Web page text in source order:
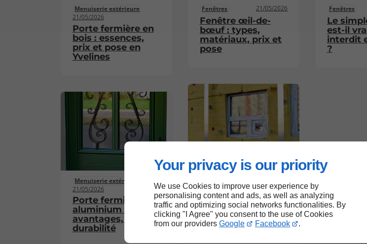
Your privacy is our priority
We use Cookies to improve user experience by
personalising content and ads, as well as analyzing
traffic and optimizing social networks functionalities. By
clicking "I Agree" you consent to the use of Cookies
from our providers Google Facebook .
Menuiserie extérieure
21/05/2026
Porte fermière en
bois : essences,
prix et pose en
Yvelines
Menuiserie extérieure
21/05/2026
Porte fermière en
aluminium :
avantages, prix et
durabilité
Fenêtres 21/05/2026
Fenêtre œil-de-
bœuf : types,
matériaux, prix et
pose
Fenêtres 21/05/2026
Isolation phonique
d'une fenêtre :
quel type de
vitrage choisir
pour réduire le
Fenêtres
Le
est-il
interdit
?